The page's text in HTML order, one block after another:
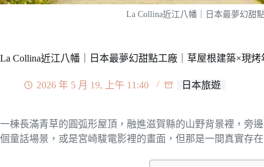
La Collina近江八幡｜日本最夢幻甜
La Collina近江八幡｜日本最夢幻甜點工廠｜草屋根建築×現烤
2026 年 5 月 19, 上午 11:40 日本旅遊
一棟長滿青草的圓弧形屋頂，融進滋賀縣的山野背景裡，旁
個童話場景，或是宮崎駿電影裡的畫面，但那是一間真實存在